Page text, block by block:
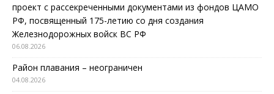
проект с рассекреченными документами из фондов ЦАМО
РФ, посвященный 175-летию со дня создания
Железнодорожных войск ВС РФ
06.08.2026
Район плавания – неограничен
04.08.2026